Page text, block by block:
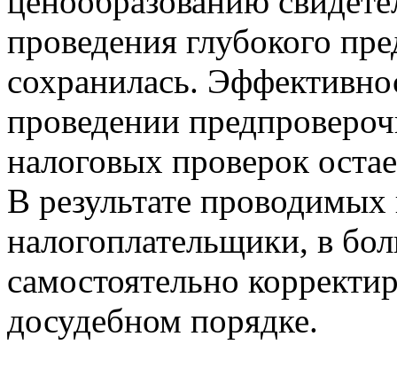
проведения глубокого
сохранилась.
проведении
налоговых проверок
В результате
налогоплательщики, в
самостоятельно
досудебном порядке.